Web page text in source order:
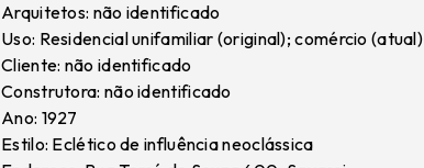
Arquitetos: não identificado
Uso: Residencial unifamiliar (original); comércio (atual)
Cliente: não identificado
Construtora: não identificado
Ano: 1927
Estilo: Eclético de influência neoclássica